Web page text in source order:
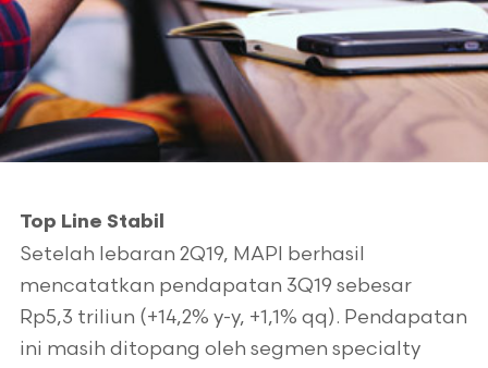
Top Line Stabil
Setelah lebaran 2Q19, MAPI berhasil
mencatatkan pendapatan 3Q19 sebesar
Rp5,3 triliun (+14,2% y-y, +1,1% qq). Pendapatan
ini masih ditopang oleh segmen specialty